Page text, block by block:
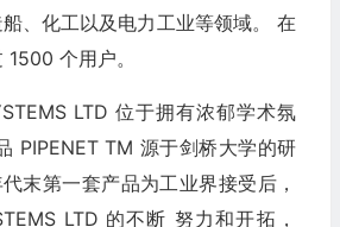
、化工以及电力工业等领域。 在
个用户。
LTD 位于拥有浓郁学术氛
PIPENET TM 源于剑桥大学的研
末第一套产品为工业界接受后，
LTD 的不断 努力和开拓，